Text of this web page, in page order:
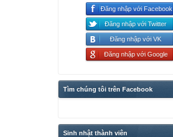
Đăng nhập với Facebook
Đăng nhập với Twitter
Đăng nhập với VK
Đăng nhập với Google
Tìm chúng tôi trên Facebook
Sinh nhật thành viên